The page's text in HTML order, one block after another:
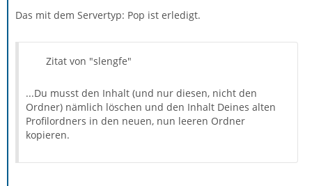
Das mit dem Servertyp: Pop ist erledigt.
Zitat von "slengfe"
...Du musst den Inhalt (und nur diesen, nicht den
Ordner) nämlich löschen und den Inhalt Deines alten
Profilordners in den neuen, nun leeren Ordner
kopieren.